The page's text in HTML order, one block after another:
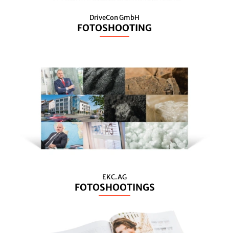
DriveCon GmbH
FOTOSHOOTING
EKC.AG
FOTOSHOOTINGS